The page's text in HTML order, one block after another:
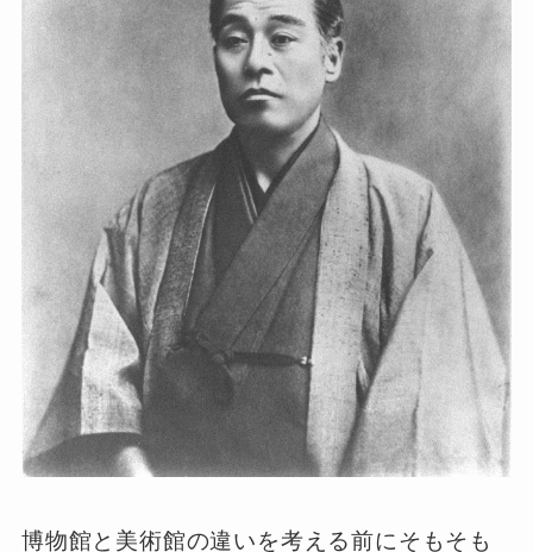
博物館と美術館の違いを考える前にそもそも